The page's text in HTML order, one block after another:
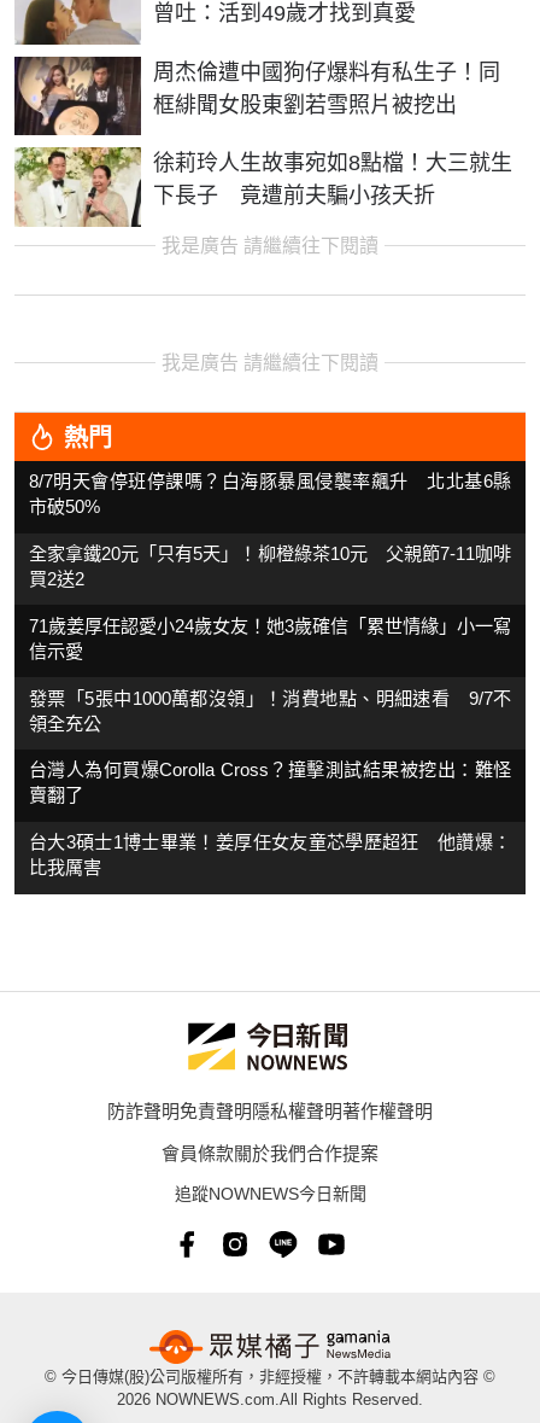
曾吐：活到49歲才找到真愛
周杰倫遭中國狗仔爆料有私生子！同
框緋聞女股東劉若雪照片被挖出
徐莉玲人生故事宛如8點檔！大三就生
下長子 竟遭前夫騙小孩夭折
我是廣告 請繼續往下閱讀
我是廣告 請繼續往下閱讀
熱門
8/7明天會停班停課嗎？白海豚暴風侵襲率飆升 北北基6縣
市破50%
全家拿鐵20元「只有5天」！柳橙綠茶10元 父親節7-11咖啡
買2送2
71歲姜厚任認愛小24歲女友！她3歲確信「累世情緣」小一寫
信示愛
發票「5張中1000萬都沒領」！消費地點、明細速看 9/7不
領全充公
台灣人為何買爆Corolla Cross？撞擊測試結果被挖出：難怪
賣翻了
台大3碩士1博士畢業！姜厚任女友童芯學歷超狂 他讚爆：
比我厲害
防詐聲明免責聲明隱私權聲明著作權聲明
會員條款關於我們合作提案
追蹤NOWNEWS今日新聞
© 今日傳媒(股)公司版權所有，非經授權，不許轉載本網站內容 ©
2026 NOWNEWS.com.All Rights Reserved.